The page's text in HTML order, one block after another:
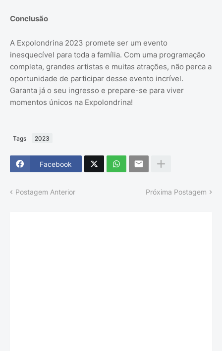
Conclusão
A Expolondrina 2023 promete ser um evento
inesquecível para toda a família. Com uma programação
completa, grandes artistas e muitas atrações, não perca a
oportunidade de participar desse evento incrível.
Garanta já o seu ingresso e prepare-se para viver
momentos únicos na Expolondrina!
Tags 2023
Facebook
Postagem Anterior Próxima Postagem